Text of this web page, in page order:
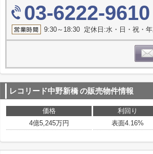
03-6222-9610
9:30～18:30 定休日:水・日・祝・
レコリード中野新橋の販売物件情報
価格 利回り
4億5,245万円
表面4.16%